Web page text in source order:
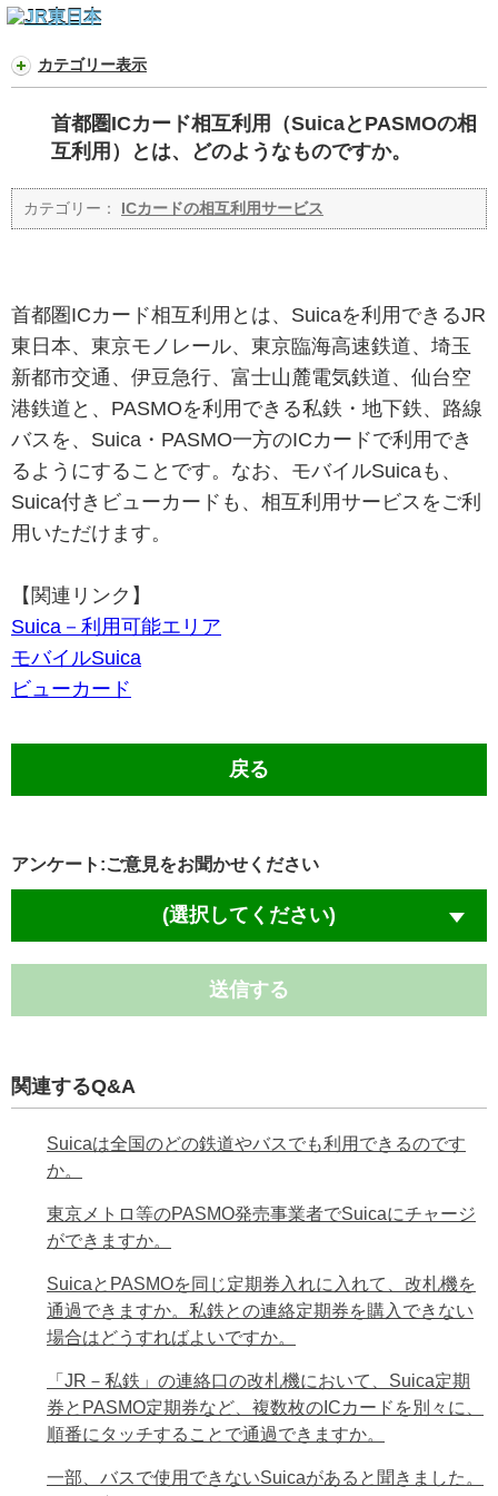
カテゴリー表示
首都圏ICカード相互利用（SuicaとPASMOの相
互利用）とは、どのようなものですか。
カテゴリー： ICカードの相互利用サービス
首都圏ICカード相互利用とは、Suicaを利用できるJR
東日本、東京モノレール、東京臨海高速鉄道、埼玉
新都市交通、伊豆急行、富士山麓電気鉄道、仙台空
港鉄道と、PASMOを利用できる私鉄・地下鉄、路線
バスを、Suica・PASMO一方のICカードで利用でき
るようにすることです。なお、モバイルSuicaも、
Suica付きビューカードも、相互利用サービスをご利
用いただけます。
【関連リンク】
Suica－利用可能エリア
モバイルSuica
ビューカード
戻る
アンケート:ご意見をお聞かせください
(選択してください)
送信する
関連するQ&A
Suicaは全国のどの鉄道やバスでも利用できるのです
か。
東京メトロ等のPASMO発売事業者でSuicaにチャージ
ができますか。
SuicaとPASMOを同じ定期券入れに入れて、改札機を
通過できますか。私鉄との連絡定期券を購入できない
場合はどうすればよいですか。
「JR－私鉄」の連絡口の改札機において、Suica定期
券とPASMO定期券など、複数枚のICカードを別々に、
順番にタッチすることで通過できますか。
一部、バスで使用できないSuicaがあると聞きました。